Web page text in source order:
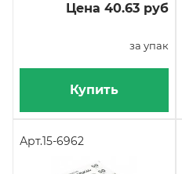
Цена 40.63 руб
за упак
Купить
Арт.15-6962